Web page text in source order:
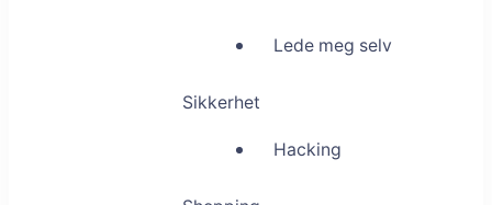
Lede meg selv
Sikkerhet
Hacking